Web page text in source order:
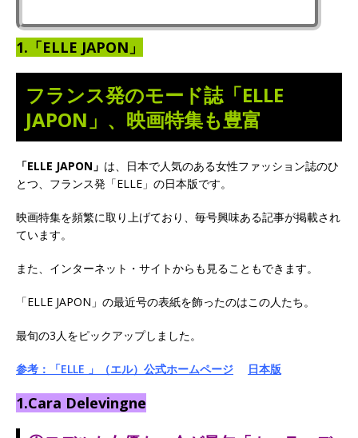
1.「ELLE JAPON」
フランス発のモード誌「ELLE
JAPON」、映画特集も豊富
「ELLE JAPON」 は、日本で人気のある女性ファッション誌のひ
とつ、フランス発「ELLE」の日本版です。
映画特集を頻繁に取り上げており、毎号興味ある記事が掲載され
ています。
また、インターネット・サイトからも見ることもできます。
「ELLE JAPON」の最近号の表紙を飾ったのはこの人たち。
最旬の3人をピックアップしました。
参考：「ELLE 」（エル）公式ホームページ 日本版
1.Cara Delevingne